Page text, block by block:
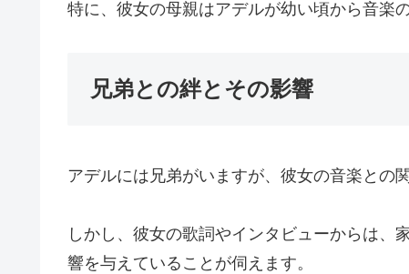
特に、彼女の母親はアデルが幼い頃から音楽
兄弟との絆とその影響
アデルには兄弟がいますが、彼女の音楽との
しかし、彼女の歌詞やインタビューからは、
響を与えていることが伺えます。